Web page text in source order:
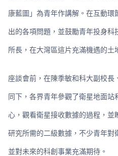
康藍圖」為青年作講解。在互動
出的各項問題，並鼓勵青年投身
所長，在大灣區這片充滿機遇的土
座談會前，在陳季敏和科大副校
同下，各界青年參觀了衛星地面
心，觀看衛星接收數據的過程，
研究所需的二級數據，不少青年對
並對未來的科創事業充滿期待。